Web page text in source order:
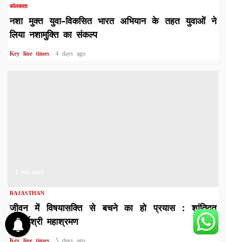
कोलकाता
नशा मुक्त युवा–विकसित भारत अभियान के तहत युवाओं ने
लिया नशामुक्ति का संकल्प
Key line times 4 days ago
RAJASTHAN
जीवन में विषयासक्ति से बचने का हो प्रयास : शांतिदूत
आचार्यश्री महाश्रमण
Key line times 5 days ago